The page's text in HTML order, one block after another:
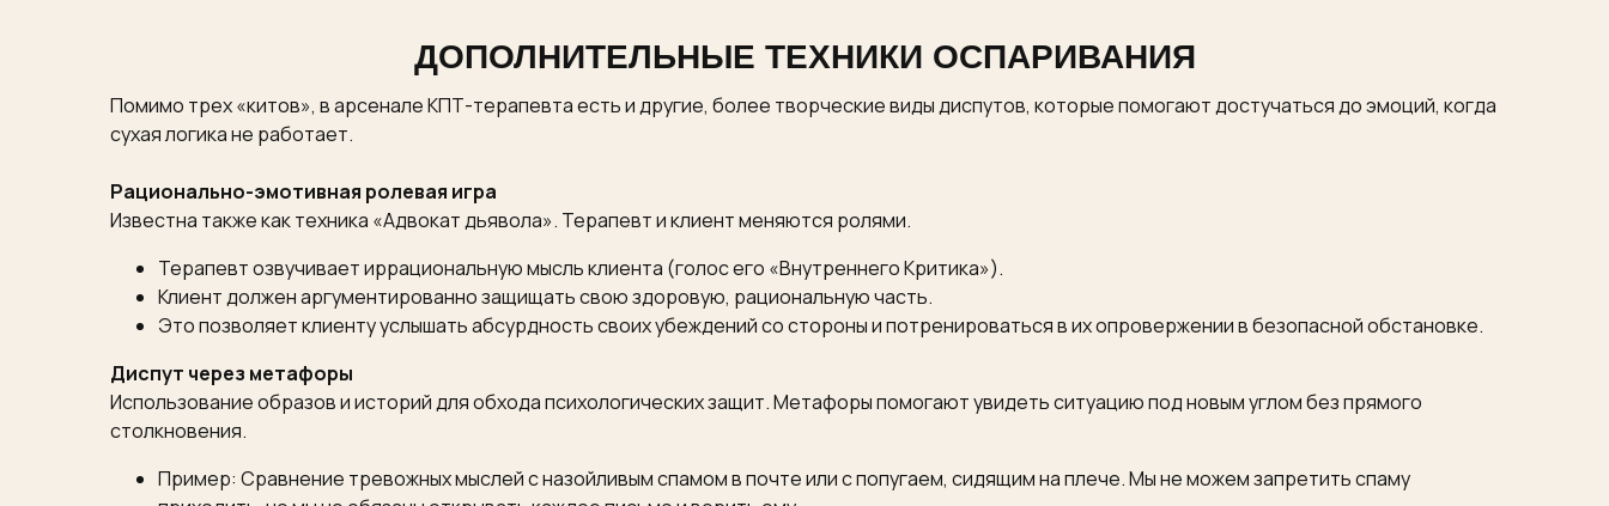
ДОПОЛНИТЕЛЬНЫЕ ТЕХНИКИ ОСПАРИВАНИЯ
Помимо трех «китов», в арсенале КПТ-терапевта есть и другие, более творческие виды диспутов, которые помогают достучаться до эмоций, когда
сухая логика не работает.
Рационально-эмотивная ролевая игра
Известна также как техника «Адвокат дьявола». Терапевт и клиент меняются ролями.
Терапевт озвучивает иррациональную мысль клиента (голос его «Внутреннего Критика»).
Клиент должен аргументированно защищать свою здоровую, рациональную часть.
Это позволяет клиенту услышать абсурдность своих убеждений со стороны и потренироваться в их опровержении в безопасной обстановке.
Диспут через метафоры
Использование образов и историй для обхода психологических защит. Метафоры помогают увидеть ситуацию под новым углом без прямого
столкновения.
Пример: Сравнение тревожных мыслей с назойливым спамом в почте или с попугаем, сидящим на плече. Мы не можем запретить спаму